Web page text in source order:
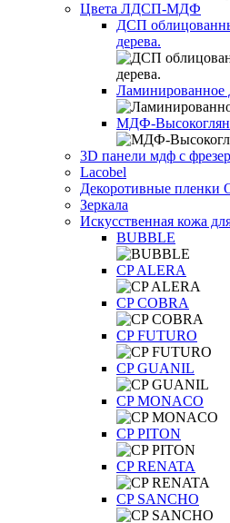
Цвета ЛДСП-МДФ
ДСП
дерева.
МДФ-
3D панели мдф с
Lacobel
Декоротивные пленки
Зеркала
Искусственная кожа
BUBBLE
CP ALERA
CP COBRA
CP FUTURO
CP GUANIL
CP MONACO
CP PITON
CP RENATA
CP SANCHO